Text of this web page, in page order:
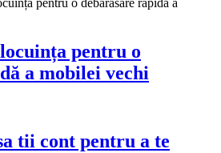
pentru o
a mobilei vechi
tii cont pentru a te